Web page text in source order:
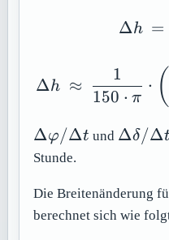
Δh =
Δh ≈
150 ⋅ π
1
⋅ (
\Delta
\varphi
\Delta
t
Δφ/Δt und \Delta
\Delta
t
Δδ/Δt
Stunde.
Die Breitenänderung
berechnet sich wie